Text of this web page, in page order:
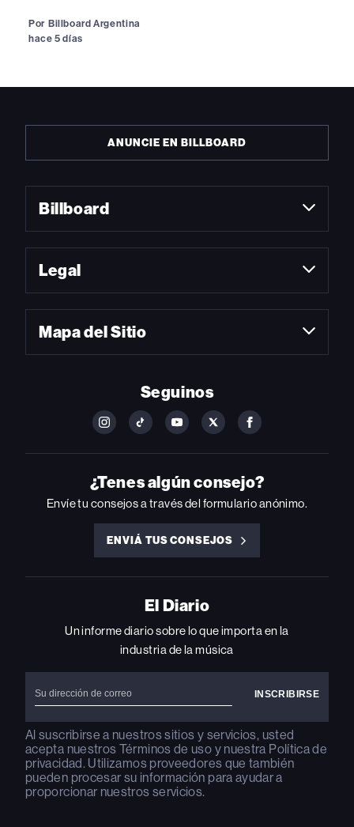
Por Billboard Argentina
hace 5 días
ANUNCIE EN BILLBOARD
Billboard
Legal
Mapa del Sitio
Seguinos
FOLLOW
ON
INSTAGRAM
FOLLOW
ON
YOUTUBE
FOLLOW
ON
YOUTUBE
FOLLOW
ON
FOLLOW
ON
FACEBOOK
¿Tenes algún consejo?
Envíe tu consejos a través del formulario anónimo.
ENVIÁ TUS CONSEJOS
ENVIÁ
CONSEJOS
El Diario
Un informe diario sobre lo que importa en la
industria de la música
Al suscribirse a nuestros sitios y servicios, usted
acepta nuestros Términos de uso y nuestra Política de
privacidad. Utilizamos proveedores que también
pueden procesar su información para ayudar a
proporcionar nuestros servicios.